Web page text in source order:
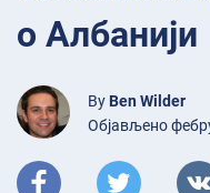
о Албанији
By Ben Wilder
Објављено